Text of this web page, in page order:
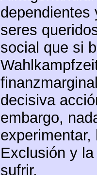
dependientes
seres
social que si
decisiva
embargo,
Exclusión y
sufrir.